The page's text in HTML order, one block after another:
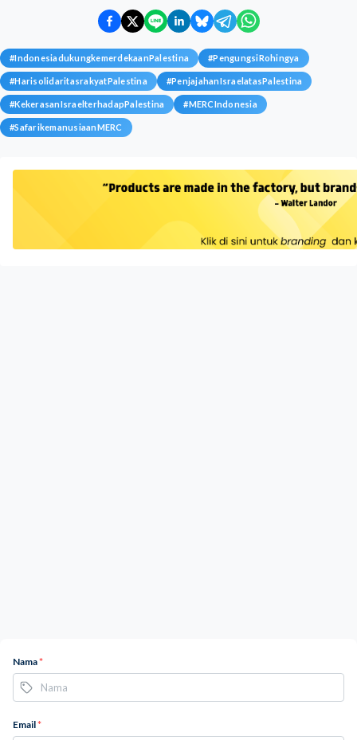
#IndonesiadukungkemerdekaanPalestina #PengungsiRohingya
#HarisolidaritasrakyatPalestina #PenjajahanIsraelatasPalestina
#KekerasanIsraelterhadapPalestina #MERCIndonesia
#SafarikemanusiaanMERC
Nama*
Email*